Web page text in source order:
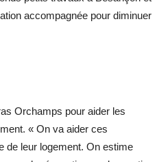
accompagnée pour diminuer
Orchamps pour aider les
« On va aider ces
de leur logement. On estime